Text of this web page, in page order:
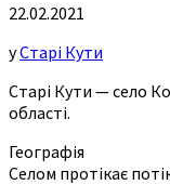
22.02.2021
уСтарі Кути
Старі Кути — село
області.
Географія
Селом протікає